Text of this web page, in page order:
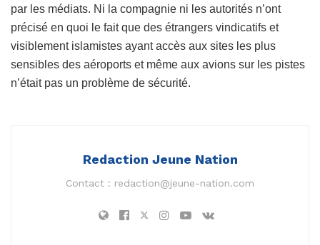
par les médiats. Ni la compagnie ni les autorités n’ont
précisé en quoi le fait que des étrangers vindicatifs et
visiblement islamistes ayant accès aux sites les plus
sensibles des aéroports et même aux avions sur les pistes
n’était pas un problème de sécurité.
Redaction Jeune Nation
Contact : redaction@jeune-nation.com